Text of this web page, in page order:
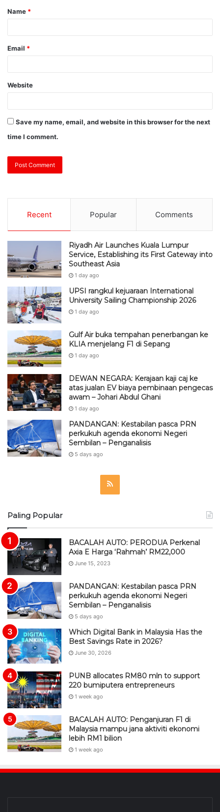
Name *
Email *
Website
Save my name, email, and website in this browser for the next
time I comment.
Recent Popular Comments
Riyadh Air Launches Kuala Lumpur
Service, Establishing its First Gateway into
Southeast Asia
1 day ago
UPSI rangkul kejuaraan International
University Sailing Championship 2026
1 day ago
Gulf Air buka tempahan penerbangan ke
KLIA menjelang F1 di Sepang
1 day ago
DEWAN NEGARA: Kerajaan kaji caj ke
atas jualan EV biaya pembinaan pengecas
awam – Johari Abdul Ghani
1 day ago
PANDANGAN: Kestabilan pasca PRN
perkukuh agenda ekonomi Negeri
Sembilan – Penganalisis
5 days ago
Paling Popular
BACALAH AUTO: PERODUA Perkenal
Axia E Harga ‘Rahmah’ RM22,000
June 15, 2023
PANDANGAN: Kestabilan pasca PRN
perkukuh agenda ekonomi Negeri
Sembilan – Penganalisis
5 days ago
Which Digital Bank in Malaysia Has the
Best Savings Rate in 2026?
June 30, 2026
PUNB allocates RM80 mln to support
220 bumiputera entrepreneurs
1 week ago
BACALAH AUTO: Penganjuran F1 di
Malaysia mampu jana aktiviti ekonomi
lebih RM1 bilion
1 week ago